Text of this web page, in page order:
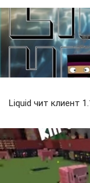
Liquid чит клиент